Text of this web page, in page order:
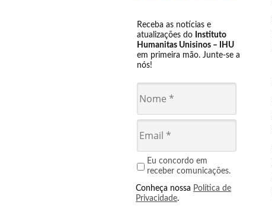
Receba as notícias e
atualizações do Instituto
Humanitas Unisinos – IHU
em primeira mão. Junte-se a
nós!
Eu concordo em
receber comunicações.
Conheça nossa Política de
Privacidade.